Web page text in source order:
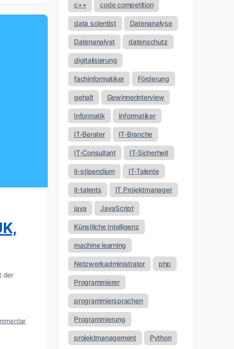
der
c++ code competition
data scientist Datenanalyse
Datenanalyst datenschutz
digitalisierung
fachinformatiker Förderung
gehalt Gewinnerinterview
Informatik Informatiker
IT-Berater IT-Branche
IT-Consultant IT-Sicherheit
it-stipendium IT-Talente
it-talents IT Projektmanager
java JavaScript
Künstliche Intelligenz
machine learning
Netzwerkadministrator php
Programmierer
programmiersprachen
Programmierung
projektmanagement Python